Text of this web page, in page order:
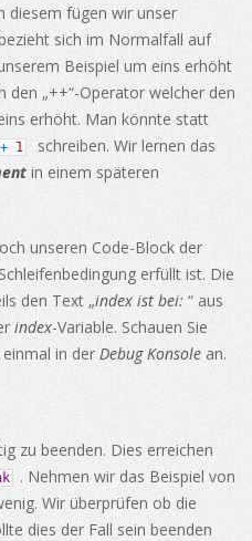
diesem fügen wir unser
sich im Normalfall auf
Beispiel um eins erhöht
den „++“-Operator welcher den
erhöht. Man könnte statt
+ 1
schreiben. Wir lernen das
in einem späteren
unseren Code-Block der
erfüllt ist. Die
den Text „index ist bei: “ aus
index-Variable. Schauen Sie
in der Debug Konsole an.
zu beenden. Dies erreichen
. Nehmen wir das Beispiel von
Wir überprüfen ob die
dies der Fall sein beenden